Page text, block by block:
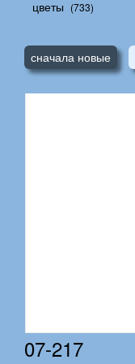
цветы (733)
сначала новые
07-217